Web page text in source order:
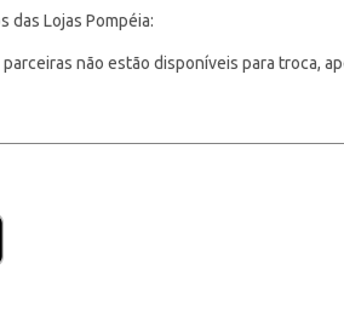
das Lojas Pompéia:
não estão disponíveis para troca,